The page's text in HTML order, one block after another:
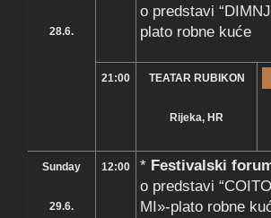
28.6.
o predstavi
plato robne kuće
21:00 TEATAR RUBIKON
Rijeka, HR
Sunday
29.6.
12:00 * Festivalski
o predstavi
MI»-plato robne